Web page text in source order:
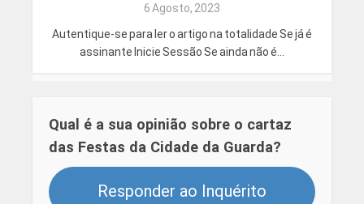
6 Agosto, 2023
Autentique-se para ler o artigo na totalidade Se já é
assinante Inicie Sessão Se ainda não é...
Qual é a sua opinião sobre o cartaz
das Festas da Cidade da Guarda?
Responder ao Inquérito